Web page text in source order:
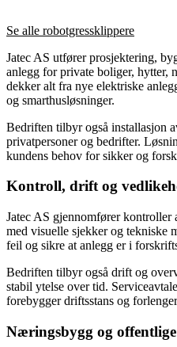
Se alle robotgressklippere
Jatec AS utfører prosjektering,
anlegg for private boliger, hytter,
dekker alt fra nye elektriske
og smarthusløsninger.
Bedriften tilbyr også installasjon
privatpersoner og bedrifter.
kundens behov for sikker og
Kontroll, drift og
Jatec AS gjennomfører kontroller
med visuelle sjekker og tekniske
feil og sikre at anlegg er i
Bedriften tilbyr også drift og
stabil ytelse over tid.
forebygger driftsstans og
Næringsbygg og